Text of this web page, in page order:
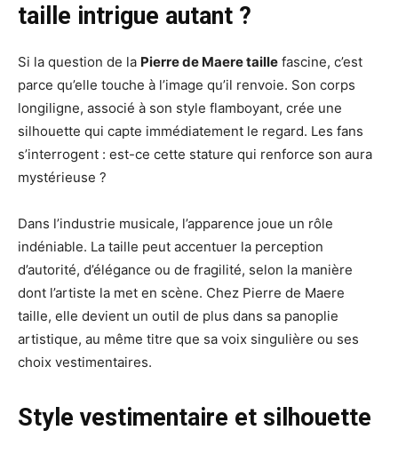
taille intrigue autant ?
Si la question de la Pierre de Maere taille fascine, c’est
parce qu’elle touche à l’image qu’il renvoie. Son corps
longiligne, associé à son style flamboyant, crée une
silhouette qui capte immédiatement le regard. Les fans
s’interrogent : est-ce cette stature qui renforce son aura
mystérieuse ?
Dans l’industrie musicale, l’apparence joue un rôle
indéniable. La taille peut accentuer la perception
d’autorité, d’élégance ou de fragilité, selon la manière
dont l’artiste la met en scène. Chez Pierre de Maere
taille, elle devient un outil de plus dans sa panoplie
artistique, au même titre que sa voix singulière ou ses
choix vestimentaires.
Style vestimentaire et silhouette